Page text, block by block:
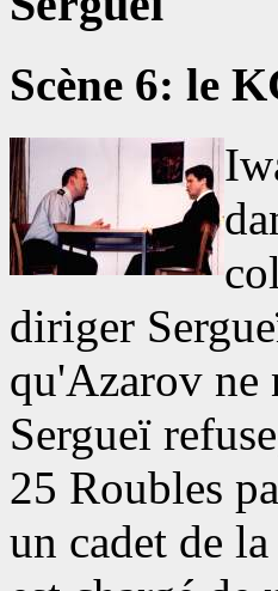
Scène 6: le
diriger
qu'Azarov ne
Sergueï
25 Roubles
un cadet de